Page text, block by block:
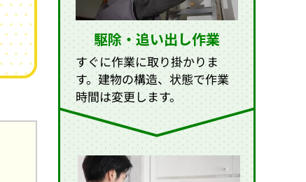
駆除・追い出し作業
すぐに作業に取り掛かりま
す。建物の構造、状態で作業
時間は変更します。